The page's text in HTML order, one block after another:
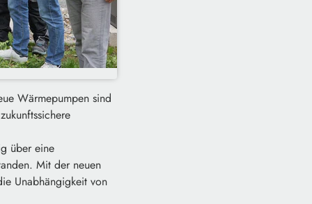
Wärmepumpen sind
über eine
Mit der neuen
Unabhängigkeit von